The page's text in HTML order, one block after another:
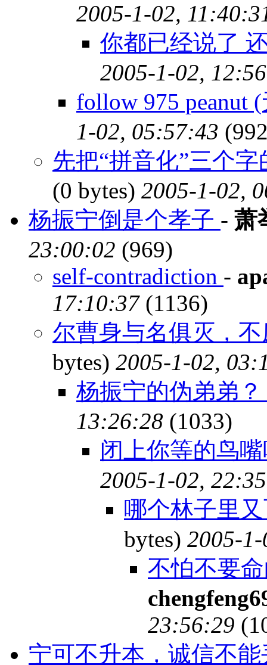
2005-1-02,
你都已经说了
2005-1-02,
follow 975 peanut
1-02, 05:57:43
先把“拼音化”三个
(0 bytes) 2005-1-02,
杨振宁倒是个孝子 - 萧
23:00:02 (969)
self-contradiction -
17:10:37(1136)
尔曹身与名俱灭，
bytes) 2005-1-02,
杨振宁的伪弟弟
13:26:28 (1033)
闭上你等的鸟
2005-1-02,
哪个林子里
bytes) 2005-
不怕不要
23:56:29
宁可不升本，诚信不能